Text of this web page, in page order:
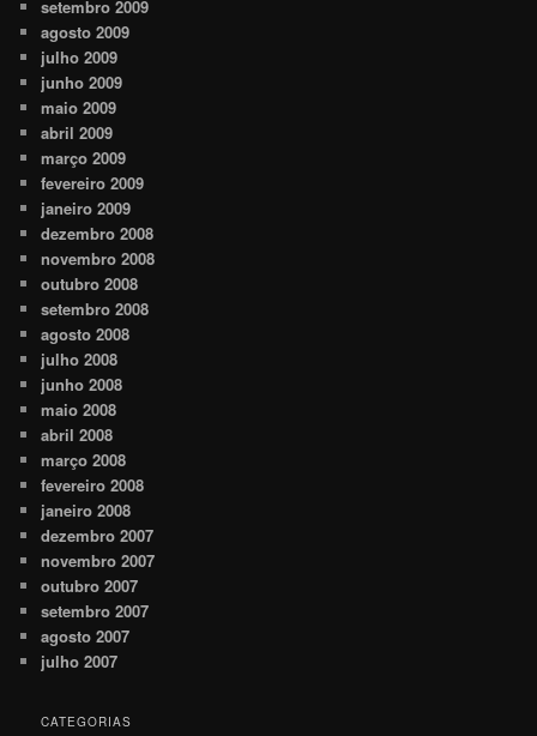
setembro 2009
agosto 2009
julho 2009
junho 2009
maio 2009
abril 2009
março 2009
fevereiro 2009
janeiro 2009
dezembro 2008
novembro 2008
outubro 2008
setembro 2008
agosto 2008
julho 2008
junho 2008
maio 2008
abril 2008
março 2008
fevereiro 2008
janeiro 2008
dezembro 2007
novembro 2007
outubro 2007
setembro 2007
agosto 2007
julho 2007
CATEGORIAS